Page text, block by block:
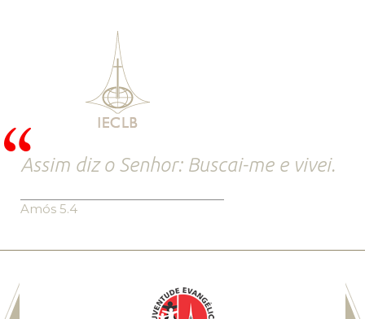
Assim diz o Senhor: Buscai-me e vivei.
Amós 5.4